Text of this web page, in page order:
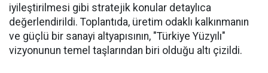
iyileştirilmesi gibi stratejik konular detaylıca
değerlendirildi. Toplantıda, üretim odaklı kalkınmanın
ve güçlü bir sanayi altyapısının, "Türkiye Yüzyılı"
vizyonunun temel taşlarından biri olduğu altı çizildi.